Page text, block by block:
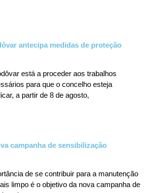
antecipa medidas de proteção
está a proceder aos trabalhos
para que o concelho esteja
a partir de 8 de agosto,
campanha de sensibilização
de se contribuir para a manutenção
limpo é o objetivo da nova campanha de